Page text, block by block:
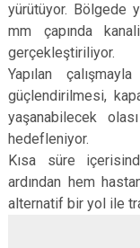
yürütüyor. Bölgede
mm çapında
gerçekleştiriliyor.
Yapılan
güçlendirilmesi,
yaşanabilecek
hedefleniyor.
Kısa süre
ardından hem
alternatif bir yol ile